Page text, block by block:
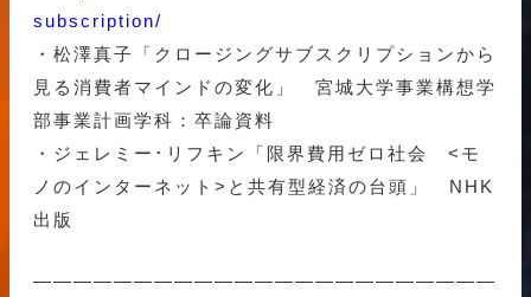
subscription/
・松澤真子「クロージングサブスクリプションから
見る消費者マインドの変化」 宮城大学事業構想学
部事業計画学科：卒論資料
・ジェレミー･リフキン「限界費用ゼロ社会 <モ
ノのインターネット>と共有型経済の台頭」 NHK
出版
———————————————————————